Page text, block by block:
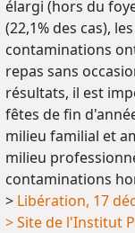
élargi (hors du
(22,1% des cas),
contaminations
repas sans
résultats, il est
fêtes de fin
milieu familial et
milieu
contaminations
> Libération, 17
> Site de l'Institut